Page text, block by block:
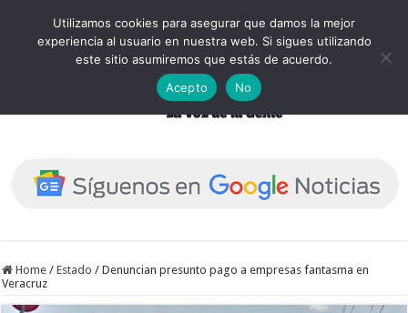
Home / Estado / Denuncian presunto pago a empresas fantasma en
Veracruz
Utilizamos cookies para asegurar que damos la mejor
experiencia al usuario en nuestra web. Si sigues utilizando
este sitio asumiremos que estás de acuerdo.
Acepto
No